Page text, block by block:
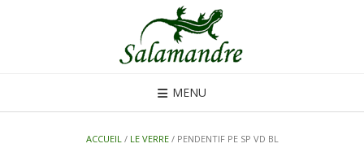
MENU
ACCUEIL/ LE VERRE/ PENDENTIF PE SP VD BL